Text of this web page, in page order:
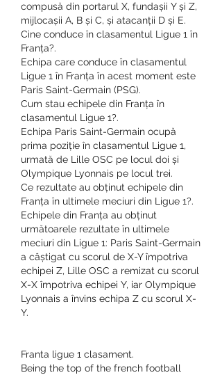
compusă din portarul X, fundașii Y și Z,
mijlocașii A, B și C, și atacanții D și E.
Cine conduce în clasamentul Ligue 1 în
Franța?.
Echipa care conduce în clasamentul
Ligue 1 în Franța în acest moment este
Paris Saint-Germain (PSG).
Cum stau echipele din Franța în
clasamentul Ligue 1?.
Echipa Paris Saint-Germain ocupă
prima poziție în clasamentul Ligue 1,
urmată de Lille OSC pe locul doi și
Olympique Lyonnais pe locul trei.
Ce rezultate au obținut echipele din
Franța în ultimele meciuri din Ligue 1?.
Echipele din Franța au obținut
următoarele rezultate în ultimele
meciuri din Ligue 1: Paris Saint-Germain
a câștigat cu scorul de X-Y împotriva
echipei Z, Lille OSC a remizat cu scorul
X-X împotriva echipei Y, iar Olympique
Lyonnais a învins echipa Z cu scorul X-
Y.
Franta ligue 1 clasament.
Being the top of the french football